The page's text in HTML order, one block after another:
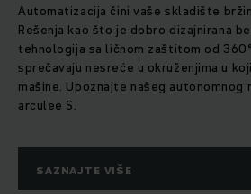
Automatizacija čini vaše skladište
Rešenja kao što je dobro dizajnirana
tehnologija sa ličnom zaštitom od
sprečavaju nesreće u okruženjima u
mašine. Upoznajte našeg autonomnog
arculee S.
SAZNAJTE VIŠE